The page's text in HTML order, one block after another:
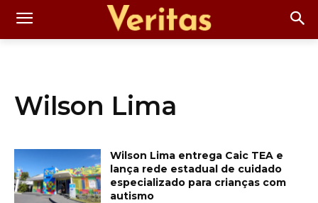
Wilson Lima
Wilson Lima entrega Caic TEA e
lança rede estadual de cuidado
especializado para crianças com
autismo